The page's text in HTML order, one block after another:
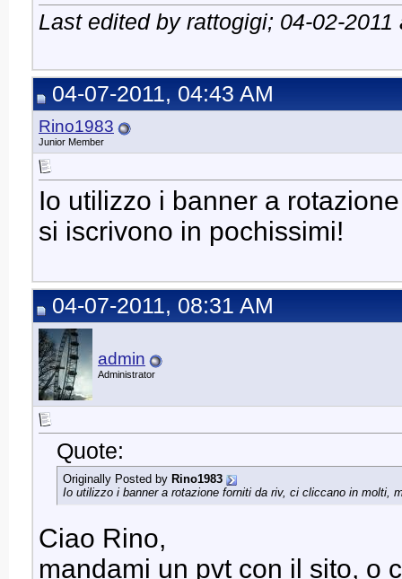
Last edited by rattogigi; 04-02-
04-07-2011, 04:43 AM
Rino1983
Junior Member
Io utilizzo i banner a
si iscrivono in pochissimi!
04-07-2011, 08:31 AM
admin
Administrator
Quote:
Originally Posted by Rino1983
Io utilizzo i banner a rotazione forniti da riv, ci cliccano in molti,
Ciao Rino,
mandami un pvt con il sito, o